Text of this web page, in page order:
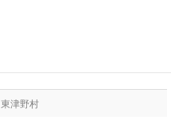
東津野村